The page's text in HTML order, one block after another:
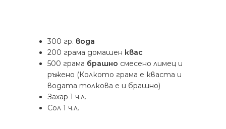
300 гр. вода
200 грама домашен квас
500 грама брашно смесено лимец и
ръжено (Колкото грама е кваста и
водата толкова е и брашно)
Захар 1 ч.л.
Сол 1 ч.л.